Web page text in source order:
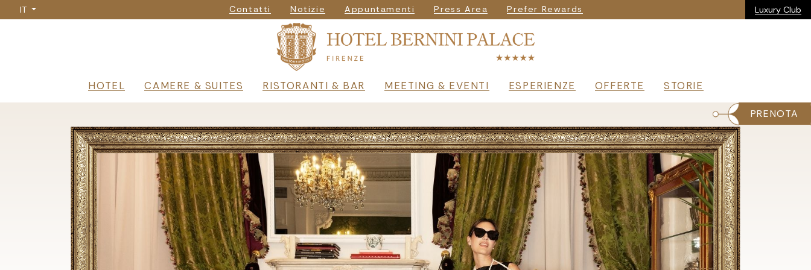
Salta
al
IT Navigazione secondaria
Contatti Notizie Appuntamenti Press Area Prefer Rewards Luxury Club
Navigazione principale
HOTEL CAMERE & SUITES RISTORANTI & BAR MEETING & EVENTI ESPERIENZE OFFERTE STORIE
PRENOTA